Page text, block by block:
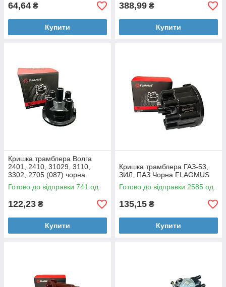
64,64 ₴
Купити
388,99 ₴
Купити
Кришка трамблера Волга
2401, 2410, 31029, 3110,
3302, 2705 (087) чорна
(алюм.кон.)
Готово до відправки 741 од.
122,23 ₴
Купити
Кришка трамблера ГАЗ-53,
ЗИЛ, ПАЗ Чорна FLAGMUS
Готово до відправки 2585 од.
135,15 ₴
Купити